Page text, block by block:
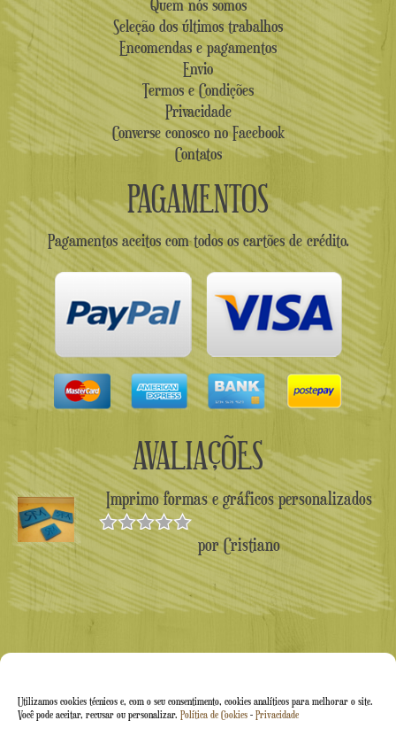
Utilizamos cookies técnicos e, com o seu consentimento, cookies analíticos para melhorar o site.
Você pode aceitar, recusar ou personalizar. Política de Cookies - Privacidade
Quem nós somos
Seleção dos últimos trabalhos
Encomendas e pagamentos
Envio
Termos e Condições
Privacidade
Converse conosco no Facebook
Contatos
PAGAMENTOS
Pagamentos aceitos com todos os cartões de crédito.
AVALIAÇÕES
Imprimo formas e gráficos personalizados
Avaliado
como5de
5
por Cristiano